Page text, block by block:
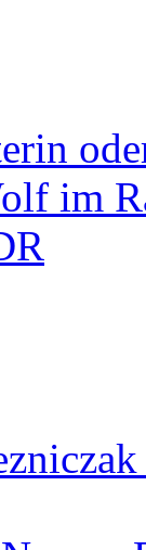
im